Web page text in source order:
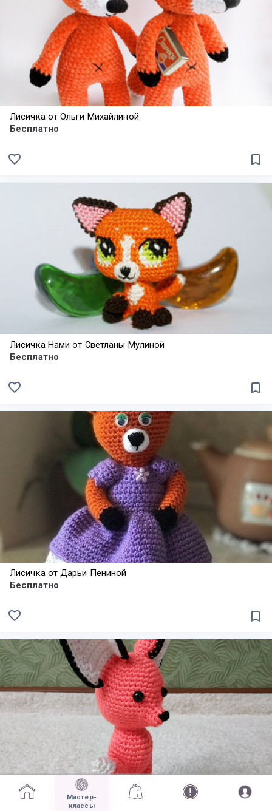
Мастер-
классы
Лисичка от Ольги Михайлиной
Бесплатно
bookmark_border
favorite_border
Лисичка Нами от Светланы Мулиной
Бесплатно
bookmark_border
favorite_border
Лисичка от Дарьи Пениной
Бесплатно
bookmark_border
favorite_border
Лиса Мелиса от Светланы Кононенко